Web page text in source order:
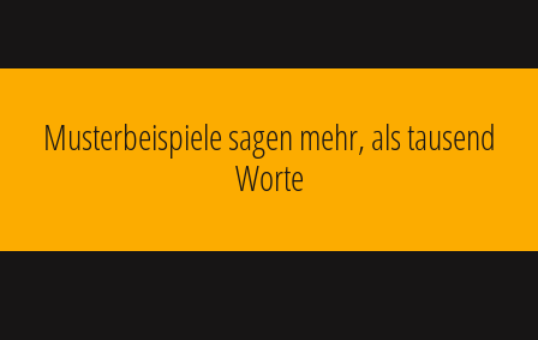
Musterbeispiele sagen mehr, als tausend
Worte